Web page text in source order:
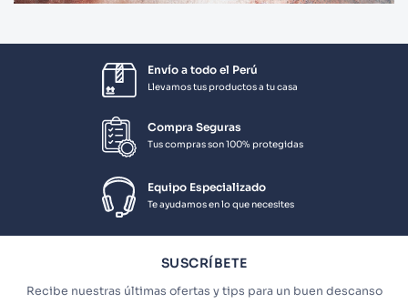
Envío a todo el Perú
Llevamos tus productos a tu casa
Compra Seguras
Tus compras son 100% protegidas
Equipo Especializado
Te ayudamos en lo que necesites
SUSCRÍBETE
Recibe nuestras últimas ofertas y tips para un buen descanso